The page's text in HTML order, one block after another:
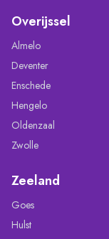
Overijssel
Almelo
Deventer
Enschede
Hengelo
Oldenzaal
Zwolle
Zeeland
Goes
Hulst